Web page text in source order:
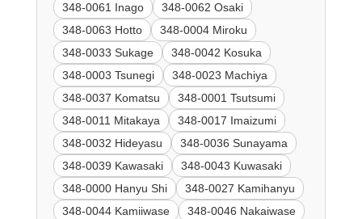
348-0061 Inago
348-0062 Osaki
348-0063 Hotto
348-0004 Miroku
348-0033 Sukage
348-0042 Kosuka
348-0003 Tsunegi
348-0023 Machiya
348-0037 Komatsu
348-0001 Tsutsumi
348-0011 Mitakaya
348-0017 Imaizumi
348-0032 Hideyasu
348-0036 Sunayama
348-0039 Kawasaki
348-0043 Kuwasaki
348-0000 Hanyu Shi
348-0027 Kamihanyu
348-0044 Kamiiwase
348-0046 Nakaiwase